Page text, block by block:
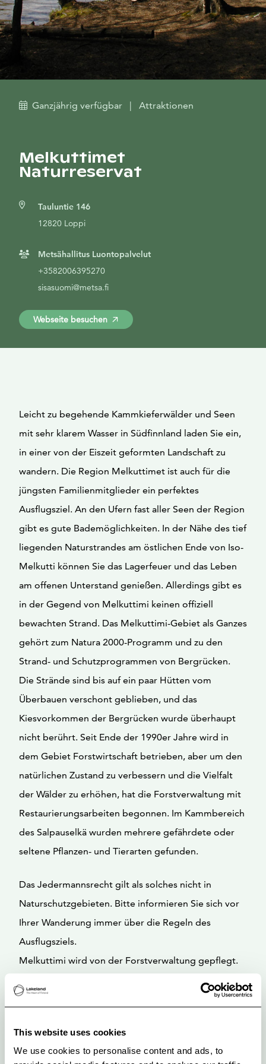
This website uses cookies
We use cookies to personalise content and ads, to
Ganzjährig verfügbar | Attraktionen
Melkuttimet
Naturreservat
Tauluntie 146
12820 Loppi
Metsähallitus Luontopalvelut
+3582006395270
sisasuomi@metsa.fi
Webseite besuchen
Leicht zu begehende Kammkieferwälder und Seen
mit sehr klarem Wasser in Südfinnland laden Sie ein,
in einer von der Eiszeit geformten Landschaft zu
wandern. Die Region Melkuttimet ist auch für die
jüngsten Familienmitglieder ein perfektes
Ausflugsziel. An den Ufern fast aller Seen der Region
gibt es gute Bademöglichkeiten. In der Nähe des tief
liegenden Naturstrandes am östlichen Ende von Iso-
Melkutti können Sie das Lagerfeuer und das Leben
am offenen Unterstand genießen. Allerdings gibt es
in der Gegend von Melkuttimi keinen offiziell
bewachten Strand. Das Melkuttimi-Gebiet als Ganzes
gehört zum Natura 2000-Programm und zu den
Strand- und Schutzprogrammen von Bergrücken.
Die Strände sind bis auf ein paar Hütten vom
Überbauen verschont geblieben, und das
Kiesvorkommen der Bergrücken wurde überhaupt
nicht berührt. Seit Ende der 1990er Jahre wird in
dem Gebiet Forstwirtschaft betrieben, aber um den
natürlichen Zustand zu verbessern und die Vielfalt
der Wälder zu erhöhen, hat die Forstverwaltung mit
Restaurierungsarbeiten begonnen. Im Kammbereich
des Salpauselkä wurden mehrere gefährdete oder
seltene Pflanzen- und Tierarten gefunden.
Das Jedermannsrecht gilt als solches nicht in
Naturschutzgebieten. Bitte informieren Sie sich vor
Ihrer Wanderung immer über die Regeln des
Ausflugsziels.
Melkuttimi wird von der Forstverwaltung gepflegt.